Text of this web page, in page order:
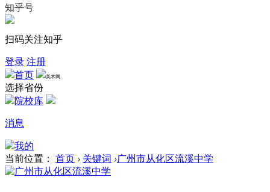
知乎号
扫码关注知乎
登录 注册
首页
美术网
选择省份
院校库
消息
我的
当前位置：
首页 › 关键词 ›广州市从化区流溪中学